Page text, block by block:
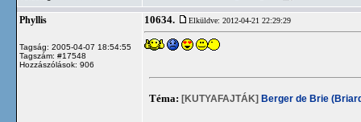
Phyllis
Tagság: 2005-04-07 18:54:55
Tagszám: #17548
Hozzászólások: 906
10634. Elküldve: 2012-04-21 22:29:29
Téma: [KUTYAFAJTÁK] Berger de Brie